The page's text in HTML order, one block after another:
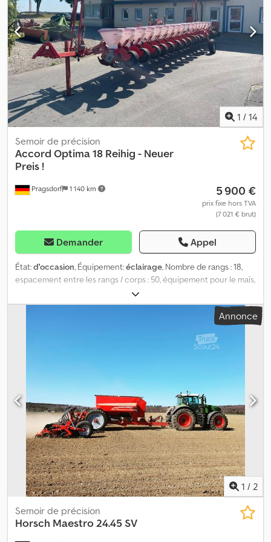
Capteur de graines de 16 mm Kit de grille Rouleau de pression à
ressort (nécessite 71202) Rouleau de pression large avec profil de
50 mm (1) Rouleaux de pression réglables Roue de guidage de
profondeur fermée Transfert hydraulique de poids Accessoires
Tempo supplémentaires Betterave sucrière, 41 trous / 2,5 mm
Colza, 121 trous / 1,2 mm (0220) Prix catalogue total E-Control
(incluant iPad et E-Keeper)
1 / 14
Pragsdorf 1 140 km
Semoir de précision
Accord Optima 18 Reihig - Neuer
Preis !
5 900 €
prix fixe hors TVA
(7 021 € brut)
Demander Appel
État:d'occasion, Équipement:éclairage, Nombre de rangs : 18,
espacement entre les rangs / corps : 50, équipement pour le maïs,
traceur de rangs. Machine de semis de maïs à 18 rangs avec
dispositif de conduite sur de longues distances, châssis, pied de
support, lieu de stockage : 17094 Pragsdorf. Dwodpfx Aszr A Tnjp
Annonce
1 / 2
Semoir de précision
Horsch Maestro 24.45 SV